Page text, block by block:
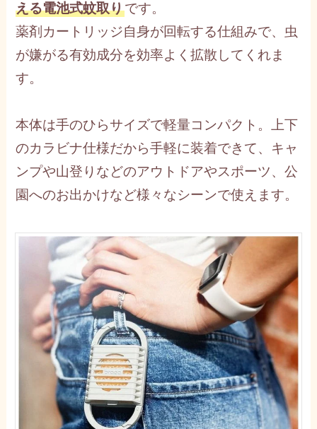
える電池式蚊取りです。
薬剤カートリッジ自身が回転する仕組みで、虫
が嫌がる有効成分を効率よく拡散してくれま
す。
本体は手のひらサイズで軽量コンパクト。上下
のカラビナ仕様だから手軽に装着できて、キャ
ンプや山登りなどのアウトドアやスポーツ、公
園へのお出かけなど様々なシーンで使えます。